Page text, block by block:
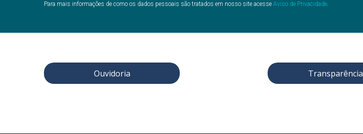
Para mais informações de como os dados pessoais são tratados em nosso site acesse Aviso de Privacidade
Ouvidoria Transparência